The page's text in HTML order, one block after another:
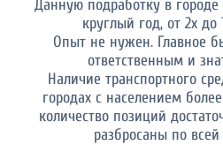
Данную подработку в городе
круглый год, от 2х до
Опыт не нужен. Главное
ответственным и
Наличие транспортного
городах с населением
количество позиций
разбросаны по всей